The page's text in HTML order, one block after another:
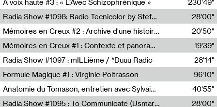
À voix haute #3 : « L’Avec Schizophrénique »
230'49"
Radia Show #1098: Radio Tecnicolor by Stefan Nussbaumer & Georg Zichy (Radio Orange 94.0)
Radio Orange 94.0
28'00"
Mémoires en Creux #2 : Archive d'une histoire artistique
Sophie Auger-Grappin
20'50"
Mémoires en Creux #1 : Contexte et panorama
Sophie Auger-Grappin
19'39"
Radia Show #1097 : mILLième / *Duuu Radio
28'14"
Formule Magique #1 : Virginie Poitrasson
Nathalie Lacroix,Virginie Poitrasson
96'10"
Anatomie du Tomason, entretien avec Sylvain Cardonnel
Loraine Baud,Sylvain Cardonnel
40'55"
Radia Show #1095 : To Communicate (Usmaradio)
28'00"